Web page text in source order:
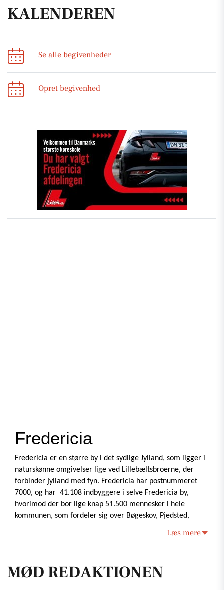
KALENDEREN
Se alle begivenheder
Opret begivenhed
Fredericia
Fredericia er en større by i det sydlige Jylland, som ligger i
naturskønne omgivelser lige ved Lillebæltsbroerne, der
forbinder jylland med fyn. Fredericia har postnummeret
7000, og har  41.108 indbyggere i selve Fredericia by,
hvorimod der bor lige knap 51.500 mennesker i hele
kommunen, som fordeler sig over Bøgeskov, Pjedsted,
Fredericia kommune, der er en del af region Syddanmark.
Læs mere
MØD REDAKTIONEN